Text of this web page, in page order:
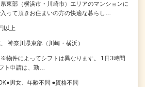
東部（横浜市・川崎市）エリアのマンションに
って頂きお住まいの方の快適な暮らし…
以上
神奈川県東部（川崎・横浜）
件によってシフトは異なります。 1日3時間
ト申請は、勤…
男女、年齢不問 ●資格不問